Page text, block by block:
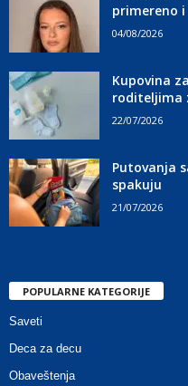
primereno i
04/08/2026
Kupovina
roditeljima
22/07/2026
Putovanja
spakuju
21/07/2026
POPULARNE KATEGORIJE
Saveti
Deca za decu
Obaveštenja